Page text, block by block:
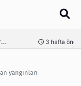
3 hafta önce
yangınları